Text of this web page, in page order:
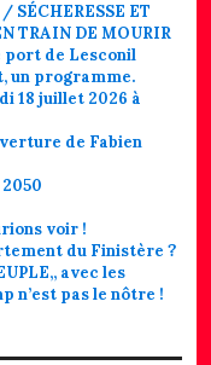
SÉCHERESSE ET
TRAIN DE MOURIR
port de Lesconil
un programme.
18 juillet 2026 à
de Fabien
voir !
du Finistère ?
avec les
n’est pas le nôtre !